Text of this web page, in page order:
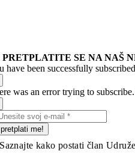
PRETPLATITE SE NA NAŠ
have been successfully
was an error trying to
pretplati me!
Saznajte kako postati član